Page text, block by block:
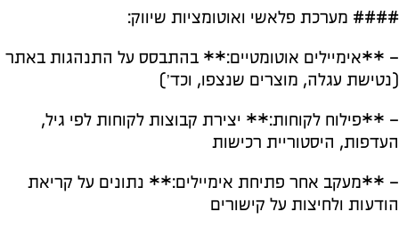
#### מערכת פלאשי ואוטומציות שיווק:
– **אימיילים אוטומטיים:** בהתבסס על התנהגות באתר
(נטישת עגלה, מוצרים שנצפו, וכד’)
– **פילוח לקוחות:** יצירת קבוצות לקוחות לפי גיל,
העדפות, היסטוריית רכישות
– **מעקב אחר פתיחת אימיילים:** נתונים על קריאת
הודעות ולחיצות על קישורים